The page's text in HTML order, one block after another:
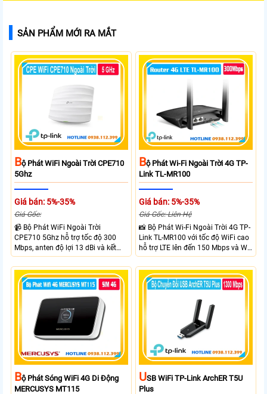
SẢN PHẨM MỚI RA MẮT
BỘ Phát WiFi Ngoài Trời CPE710
5Ghz
Giá bán: 5%-35%
Giá Gốc:
📹 Bộ Phát WiFi Ngoài Trời
CPE710 5Ghz hỗ trợ tốc độ 300
Mbps, anten độ lợi 13 dBi và kết
nối đường dài trên 10 km trong
điều kiện phù hợp. Trang bị cổng
Ethernet Shielded 10/100 Mbps, hỗ
trợ PoE Passive, MAXtream TDMA,
quản lý tập trung và phân tích
quang phổ. Chuẩn IPX5 giúp tăng
khả năng chống chịu thời tiết.
BỘ Phát Wi-Fi Ngoài Trời 4G TP-
Link TL-MR100
Giá bán: 5%-35%
Giá Gốc: Liên Hệ
📸 Bộ Phát Wi-Fi Ngoài Trời 4G TP-
Link TL-MR100 với tốc độ WiFi cao
hỗ trợ LTE lên đến 150 Mbps và Wi-
Fi 2.4 GHz lên đến 300 Mbps với
thiết kế với vỏ chống chịu thời tiết
chuẩn IP65, chống sét ±6kV và
chống tĩnh điện ±15kV
BỘ Phát Sóng WiFi 4G Di Động
MERCUSYS MT115
USB WiFi TP-Link ArchER T5U
Plus